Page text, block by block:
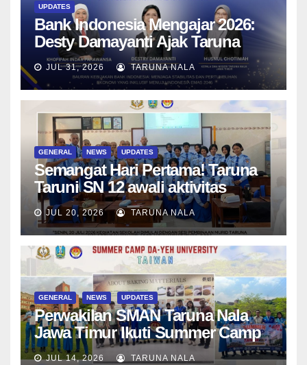
UPDATES
Bank Indonesia Mengajar 2026:
Desty Damayanti Ajak Taruna
SMAN Taruna Nala Jawa Timur
Menjadi Generasi Pemimpin
Berwawasan Global
JUL 31, 2026 TARUNA NALA
GENERAL NEWS UPDATES
Semangat Hari Pertama! Taruna
Taruni SN 12 awali aktivitas
bersama Wali Kelas dan Tes
Asesmen Diagnostik
JUL 20, 2026 TARUNA NALA
GENERAL NEWS UPDATES
Perwakilan SMAN Taruna Nala
Jawa Timur Ikuti Summer Camp
di Da-Yeh University, Taiwan
JUL 14, 2026 TARUNA NALA